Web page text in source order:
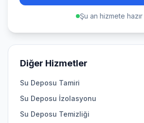
Şu an hizmete hazır
Diğer Hizmetler
Su Deposu Tamiri
Su Deposu İzolasyonu
Su Deposu Temizliği